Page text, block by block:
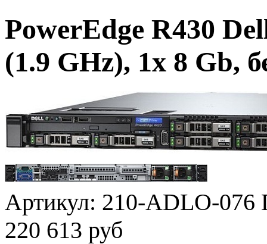
PowerEdge R430
(1.9 GHz), 1x 8 Gb,
Артикул: 210-ADLO-076
220 613 руб